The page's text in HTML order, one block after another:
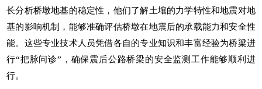
长分析桥墩地基的稳定性，他们了解土壤的力学特性和地震对地
基的影响机制，能够准确评估桥墩在地震后的承载能力和安全性
能。这些专业技术人员凭借各自的专业知识和丰富经验为桥梁进
行“把脉问诊”，确保震后公路桥梁的安全监测工作能够顺利进
行。